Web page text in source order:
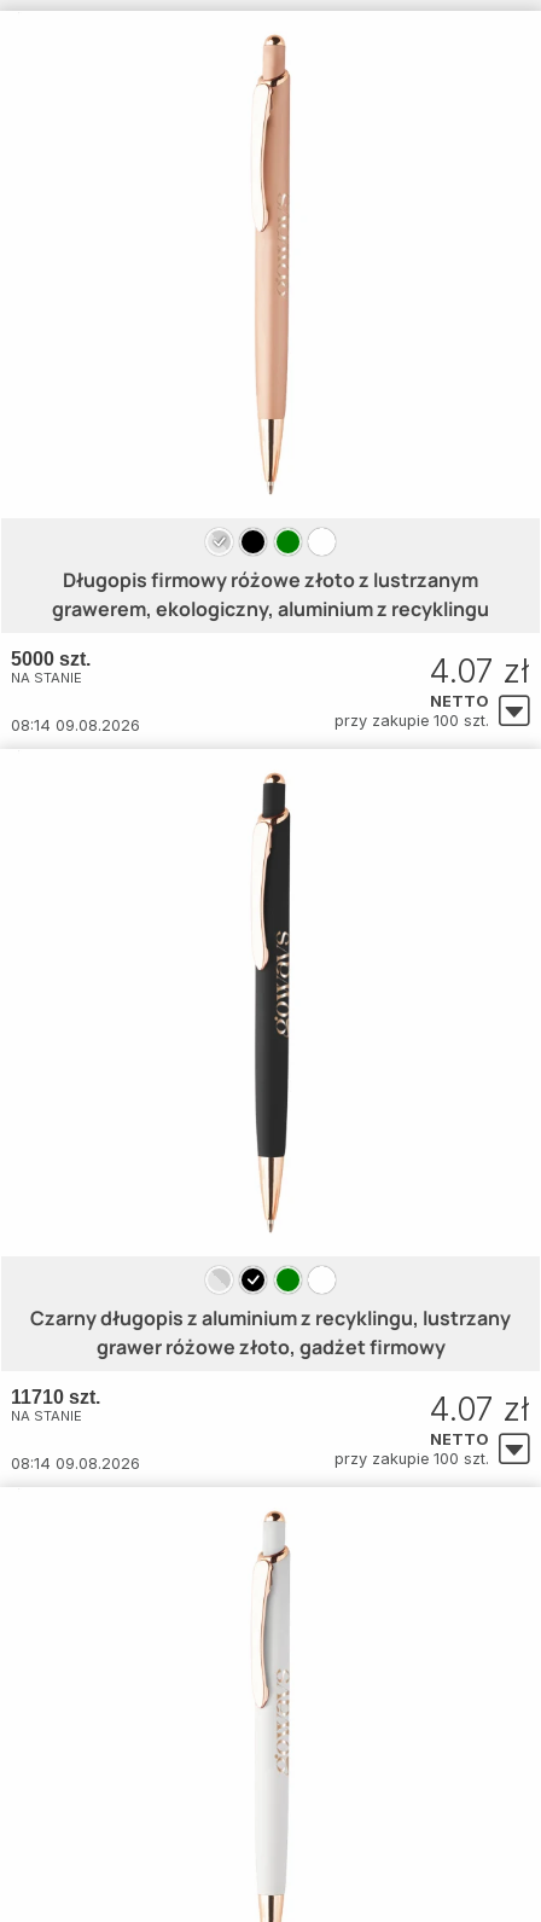
Długopis firmowy różowe złoto z lustrzanym
grawerem, ekologiczny, aluminium z recyklingu
5000 szt.
NA STANIE
08:14 09.08.2026
4.07 zł
NETTO
przy zakupie 100 szt.
Czarny długopis z aluminium z recyklingu, lustrzany
grawer różowe złoto, gadżet firmowy
11710 szt.
NA STANIE
08:14 09.08.2026
4.07 zł
NETTO
przy zakupie 100 szt.